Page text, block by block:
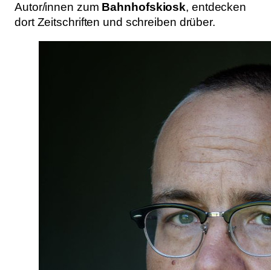
Autor/innen zum Bahnhofskiosk, entdecken
dort Zeitschriften und schreiben drüber.